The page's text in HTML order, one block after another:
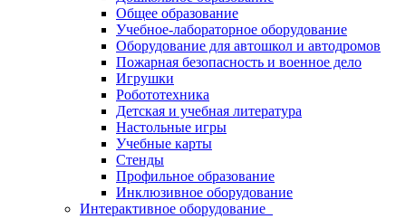
Общее образование
Учебное-лабораторное оборудование
Оборудование для автошкол и автодромов
Пожарная безопасность и военное дело
Игрушки
Робототехника
Детская и учебная литература
Настольные игры
Учебные карты
Стенды
Профильное образование
Инклюзивное оборудование
Интерактивное оборудование